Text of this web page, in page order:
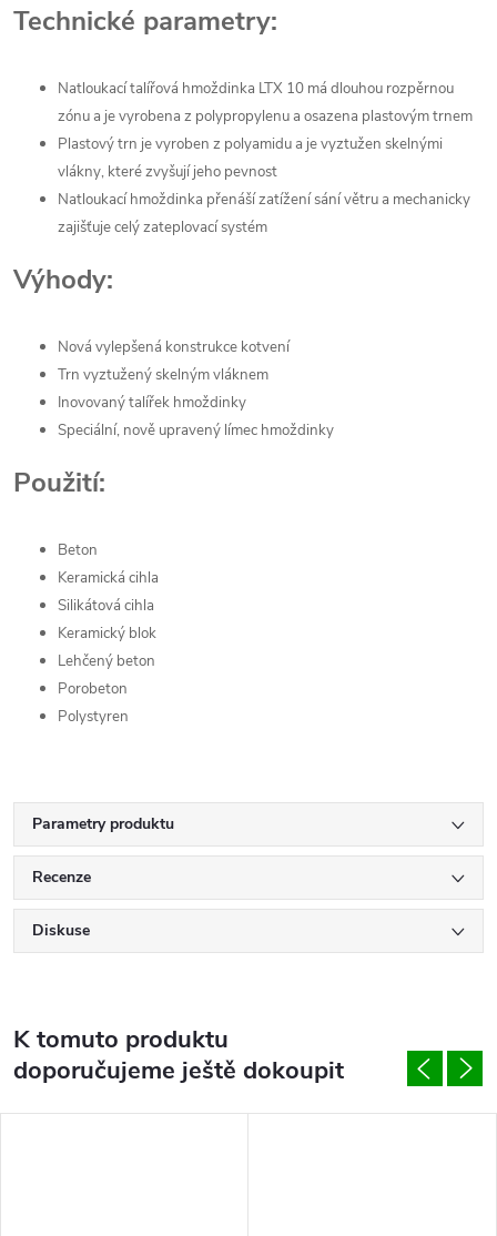
Technické parametry:
Natloukací talířová hmoždinka LTX 10 má dlouhou rozpěrnou
zónu a je vyrobena z polypropylenu a osazena plastovým trnem
Plastový trn je vyroben z polyamidu a je vyztužen skelnými
vlákny, které zvyšují jeho pevnost
Natloukací hmoždinka přenáší zatížení sání větru a mechanicky
zajišťuje celý zateplovací systém
Výhody:
Nová vylepšená konstrukce kotvení
Trn vyztužený skelným vláknem
Inovovaný talířek hmoždinky
Speciální, nově upravený límec hmoždinky
Použití:
Beton
Keramická cihla
Silikátová cihla
Keramický blok
Lehčený beton
Porobeton
Polystyren
Parametry produktu
Recenze
Diskuse
K tomuto produktu
doporučujeme ještě dokoupit